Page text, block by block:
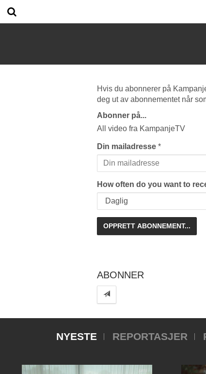
Hvis du abonnerer på
deg ut av abonnementet når
Abonner på...
All video fra KampanjeTV
Din mailadresse *
How often do you want to
ABONNER
NYESTE REPORTASJER